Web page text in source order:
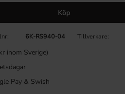
Köp
6K-RS940-04 Tillverkare
inom Sverige)
Pay & Swish